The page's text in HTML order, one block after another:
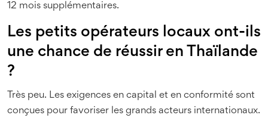
12 mois supplémentaires.
Les petits opérateurs locaux ont-ils
une chance de réussir en Thaïlande
?
Très peu. Les exigences en capital et en conformité sont
conçues pour favoriser les grands acteurs internationaux.